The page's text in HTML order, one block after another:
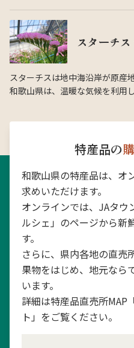
スターチ
スターチスは地中海沿岸が原産
和歌山県は、温暖な気候を利用
特産品の
和歌山県の特産品は、オ
求めいただけます。
オンラインでは、JAタウ
ルシェ」のページから新
す。
さらに、県内各地の直売
果物をはじめ、地元なら
います。
詳細は特産品直売所MAP
ト」をご覧ください。